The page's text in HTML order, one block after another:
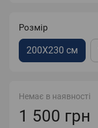
Розмір
200X230 см
Немає в наявності
1 500 грн